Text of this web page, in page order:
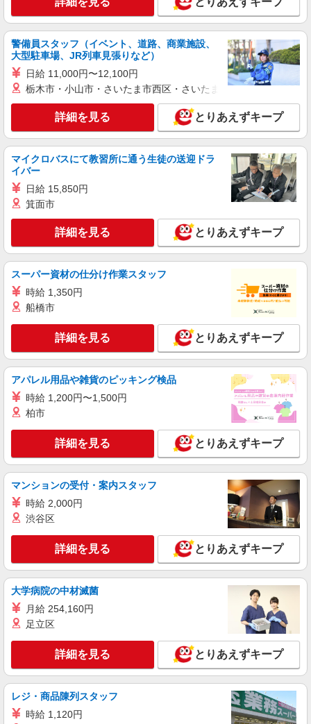
大阪府大阪市北区角田町5-15 HEP FIVE
B1F
キープ 詳細を見る
アルバイト
ロペピクニック
販売スタッフ
アルバイト：時給1,200円〜
大阪府大阪市北区芝田1-1-3 阪急三番街 南
館B1F
キープ 詳細を見る
パート
チャイハネ 梅田茶屋町店
エスニック・アジアン雑貨ショップでの販売ス
タッフ
時給1,177円〜 ※試用期間3ヶ月（同給与） ★
チャイハネ 梅田茶屋町店 大阪府大阪市北区
茶屋町13-1 ノワール茶屋町（1F・2F）
キープ 詳細を見る
アルバイト
VOLCAN＆APHRODITE
アルバイト：時給1,180円 ※経験・能力により
優遇します。
キープ 詳細を見る
販売スタッフ
アルバイト・パート・契約社員：時給1,200
円〜 ※経験・能力により優遇します。
大阪府大阪市北区角田町5-15 HEP FIVE 3F
キープ 詳細を見る
アルバイト
LOWECO by JAM
販売スタッフ
警備員スタッフ（イベント、道路、商業施設、
大型駐車場、JR列車見張りなど）
日給 11,000円〜12,100円
栃木市・小山市・さいたま市西区・さいたま市岩槻区・久喜市・
詳細を見る とりあえずキープ
マイクロバスにて教習所に通う生徒の送迎ドラ
イバー
日給 15,850円
箕面市
詳細を見る とりあえずキープ
スーパー資材の仕分け作業スタッフ
時給 1,350円
船橋市
詳細を見る とりあえずキープ
アパレル用品や雑貨のピッキング検品
時給 1,200円〜1,500円
柏市
詳細を見る とりあえずキープ
マンションの受付・案内スタッフ
時給 2,000円
渋谷区
詳細を見る とりあえずキープ
大学病院の中材滅菌
月給 254,160円
足立区
詳細を見る とりあえずキープ
レジ・商品陳列スタッフ
時給 1,120円